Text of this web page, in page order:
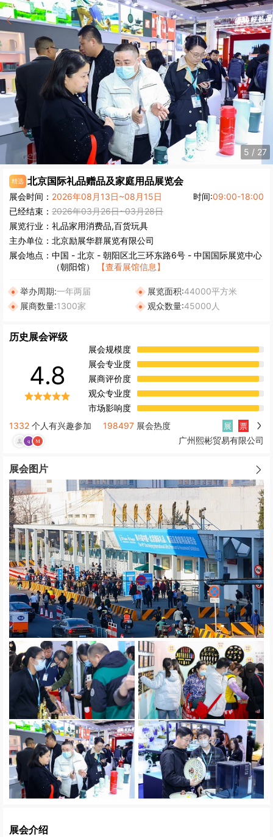
5 / 27
精选 北京国际礼品赠品及家庭用品展览会
展会时间： 2026年08月13日~08月15日 时间:09:00-18:00
已经结束： 2026年03月26日~03月28日
展览行业： 礼品家用消费品,百货玩具
主办单位： 北京励展华群展览有限公司
展会地点： 中国 - 北京 - 朝阳区北三环东路6号 - 中国国际展览中心
（朝阳馆）
【查看展馆信息】
举办周期:一年两届 展览面积:44000平方米
展商数量:1300家 观众数量:45000人
历史展会评级
4.8
展会规模度
展会专业度
展商评价度
观众专业度
市场影响度
1332 个人有兴趣参加 198497 展会热度 展 票
广州熙彬贸易有限公司
展会图片
展会介绍